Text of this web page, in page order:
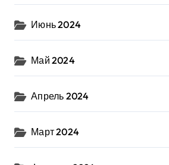
Июнь 2024
Май 2024
Апрель 2024
Март 2024